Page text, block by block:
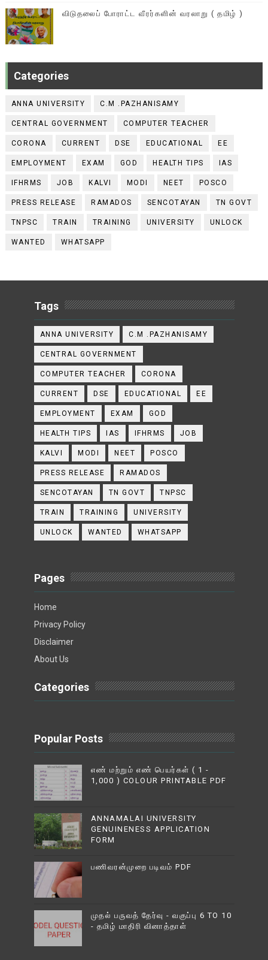
விடுதலைப் போராட்ட வீரர்களின் வரலாறு ( தமிழ் )
Categories
ANNA UNIVERSITY C.M .PAZHANISAMY
CENTRAL GOVERNMENT COMPUTER TEACHER
CORONA CURRENT DSE EDUCATIONAL EE
EMPLOYMENT EXAM GOD HEALTH TIPS IAS
IFHRMS JOB KALVI MODI NEET POSCO
PRESS RELEASE RAMADOS SENCOTAYAN TN GOVT
TNPSC TRAIN TRAINING UNIVERSITY UNLOCK
WANTED WHATSAPP
Tags
ANNA UNIVERSITY C.M .PAZHANISAMY
CENTRAL GOVERNMENT
COMPUTER TEACHER CORONA
CURRENT DSE EDUCATIONAL EE
EMPLOYMENT EXAM GOD
HEALTH TIPS IAS IFHRMS JOB
KALVI MODI NEET POSCO
PRESS RELEASE RAMADOS
SENCOTAYAN TN GOVT TNPSC
TRAIN TRAINING UNIVERSITY
UNLOCK WANTED WHATSAPP
Pages
Home
Privacy Policy
Disclaimer
About Us
Categories
Popular Posts
எண் மற்றும் எண் பெயர்கள் ( 1 -
1,000 ) COLOUR PRINTABLE PDF
ANNAMALAI UNIVERSITY
GENUINENESS APPLICATION
FORM
பணிவரன்முறை படிவம் PDF
முதல் பருவத் தேர்வு - வகுப்பு 6 TO 10
- தமிழ் மாதிரி வினாத்தாள்